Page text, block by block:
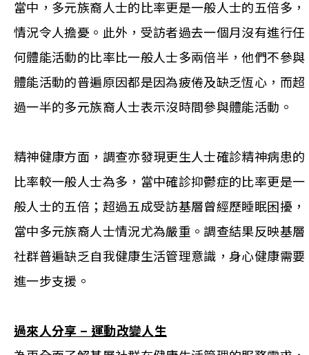
當中，多元族裔人士的比率更是一般人士的五倍多，
情況令人擔憂。此外，受訪者過去一個月沒有進行任
何體能活動的比率比一般人士多兩倍半，他們不參與
體能活動的普遍原因都是因為疲倦及缺乏恆心，而超
過一半的多元族裔人士表示沒時間參與體能活動。
精神健康方面，調查亦發現更生人士確診精神病患的
比率較一般人士為多，當中確診抑鬱症的比率更是一
般人士的五倍；超過五成受訪基層曾經歷睡眠困擾，
當中多元族裔人士情況尤為嚴重。調查結果反映基層
社群普遍缺乏自我健康生活管理意識，身心健康需要
進一步支援。
過來人分享 – 運動改變人生